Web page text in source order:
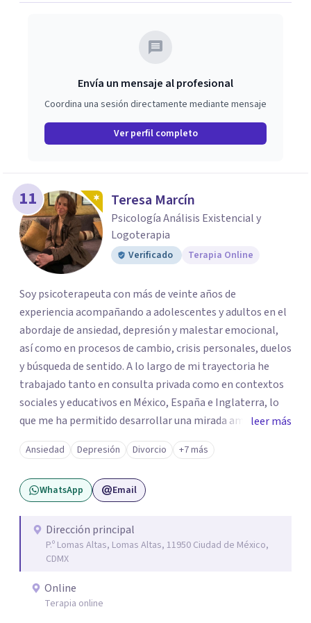
Envía un mensaje al profesional
Coordina una sesión directamente mediante mensaje
Ver perfil completo
11 Teresa Marcín
Psicología Análisis Existencial y
Logoterapia
Verificado Terapia Online
Soy psicoterapeuta con más de veinte años de
experiencia acompañando a adolescentes y adultos en el
abordaje de ansiedad, depresión y malestar emocional,
así como en procesos de cambio, crisis personales, duelos
y búsqueda de sentido. A lo largo de mi trayectoria he
trabajado tanto en consulta privada como en contextos
sociales y educativos en México, España e Inglaterra, lo
que me ha permitido desarrollar una mirada amplia,
sensible y profundamente humana del sufrimiento
psicológico. Trabajo desde un enfoque integral que
combina la Psicología Existencial, la Logoterapia, el
Análisis Conductual y la Terapia Dialéctico Conductual.
a personas que atraviesan ansiedad persistente, estados
depresivos, agotamiento emocional, pensamientos
negativos recurrentes o dificultades para regular sus
emociones, integrando herramientas basadas en
evidencia con una comprensión profunda de la historia y
leer más
Ansiedad Depresión Divorcio +7 más
WhatsApp Email
Dirección principal
P.º Lomas Altas, Lomas Altas, 11950 Ciudad de México,
CDMX
Online
Terapia online